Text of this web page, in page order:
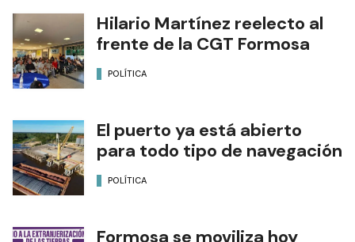
Hilario Martínez reelecto al
frente de la CGT Formosa
POLÍTICA
El puerto ya está abierto
para todo tipo de navegación
POLÍTICA
Formosa se moviliza hoy